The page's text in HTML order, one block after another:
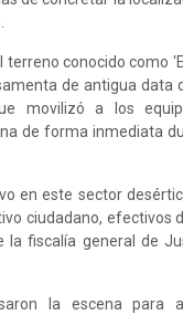
terreno conocido como
de antigua data
movilizó a los
de forma inmediata
en este sector
ciudadano, efectivos
la fiscalía general de
la escena para